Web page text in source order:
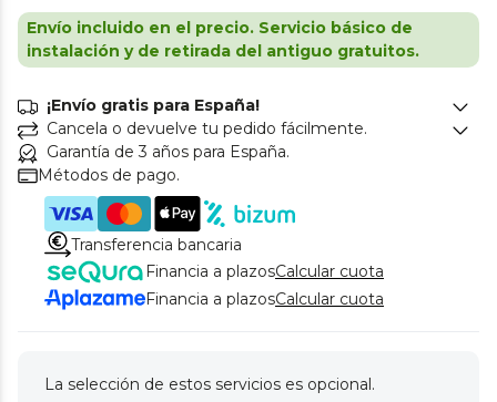
Envío incluido en el precio. Servicio básico de
instalación y de retirada del antiguo gratuitos.
¡Envío gratis para España!
Cancela o devuelve tu pedido fácilmente.
Garantía de 3 años para España.
Métodos de pago.
Transferencia bancaria
Financia a plazosCalcular cuota
Financia a plazosCalcular cuota
La selección de estos servicios es opcional.